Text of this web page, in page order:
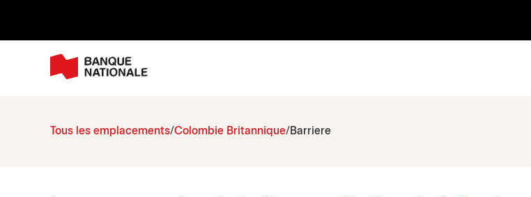
Tous les emplacements Colombie Britannique Barriere